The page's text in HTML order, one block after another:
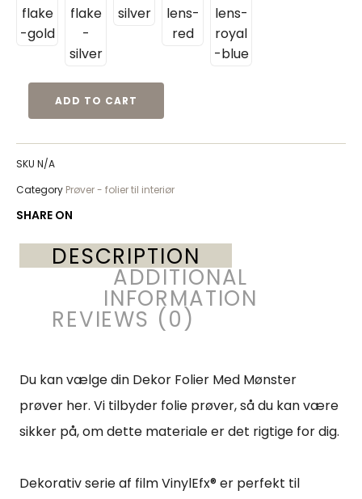
ADD TO CART
SKU N/A
Category Prøver - folier til interiør
SHARE ON
DESCRIPTION
ADDITIONAL
INFORMATION
REVIEWS (0)
Du kan vælge din Dekor Folier Med Mønster
prøver her. Vi tilbyder folie prøver, så du kan være
sikker på, om dette materiale er det rigtige for dig.
Dekorativ serie af film VinylEfx® er perfekt til